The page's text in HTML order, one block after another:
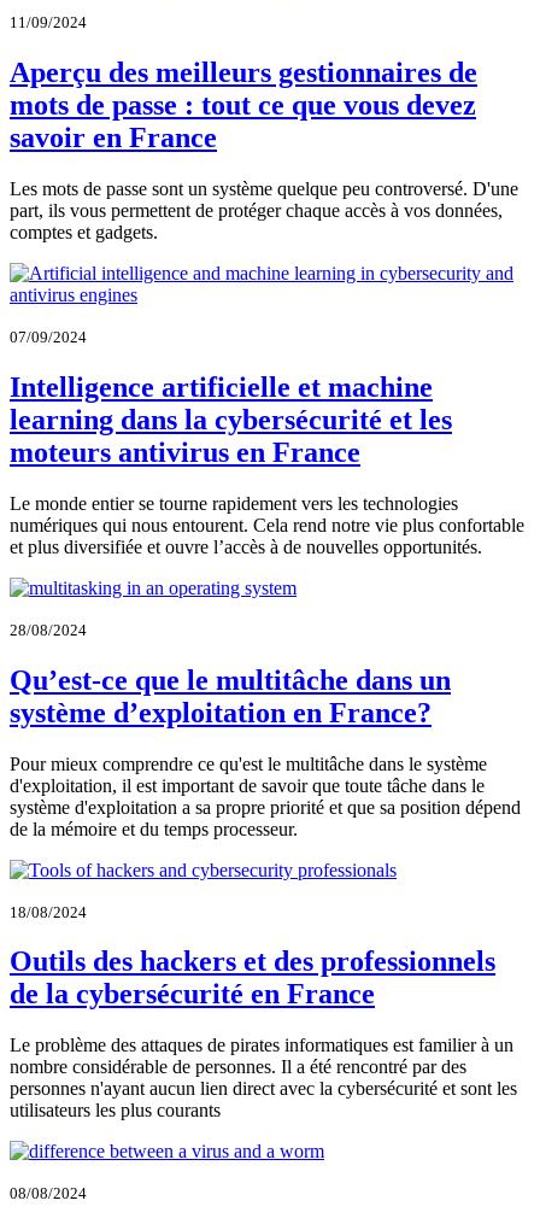
11/09/2024
Aperçu des meilleurs gestionnaires de
mots de passe : tout ce que vous devez
savoir en France
Les mots de passe sont un système quelque peu controversé. D'une
part, ils vous permettent de protéger chaque accès à vos données,
comptes et gadgets.
07/09/2024
Intelligence artificielle et machine
learning dans la cybersécurité et les
moteurs antivirus en France
Le monde entier se tourne rapidement vers les technologies
numériques qui nous entourent. Cela rend notre vie plus confortable
et plus diversifiée et ouvre l’accès à de nouvelles opportunités.
28/08/2024
Qu’est-ce que le multitâche dans un
système d’exploitation en France?
Pour mieux comprendre ce qu'est le multitâche dans le système
d'exploitation, il est important de savoir que toute tâche dans le
système d'exploitation a sa propre priorité et que sa position dépend
de la mémoire et du temps processeur.
18/08/2024
Outils des hackers et des professionnels
de la cybersécurité en France
Le problème des attaques de pirates informatiques est familier à un
nombre considérable de personnes. Il a été rencontré par des
personnes n'ayant aucun lien direct avec la cybersécurité et sont les
utilisateurs les plus courants
08/08/2024